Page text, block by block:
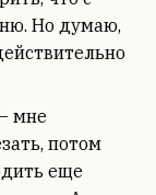
Но думаю,
мне
потом
еще